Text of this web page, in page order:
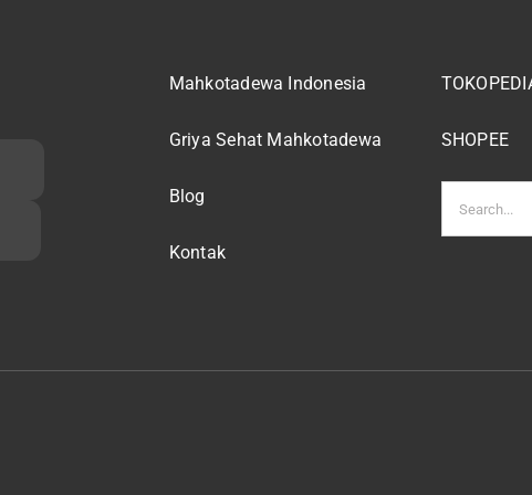
Mahkotadewa Indonesia
Griya Sehat Mahkotadewa
Blog
Kontak
SHOPEE